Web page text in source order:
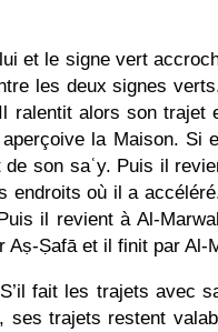
et le signe vert
les deux signes
ralentit alors son trajet
aperçoive la Maison. Si
son saʿy. Puis il
endroits où il a
il revient à Al-
Aṣ-Ṣafā et il finit par Al-
fait les trajets avec
ses trajets restent